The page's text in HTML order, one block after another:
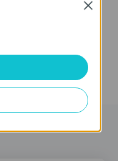
The Indoor/Outdoor Pan/Tilt Security Wi-Fi Camera is a versatile security solution designed to enhance your home's protection, offering flexible placement options for both indoor and outdoor use. This video will show you how to install the camera.
Close